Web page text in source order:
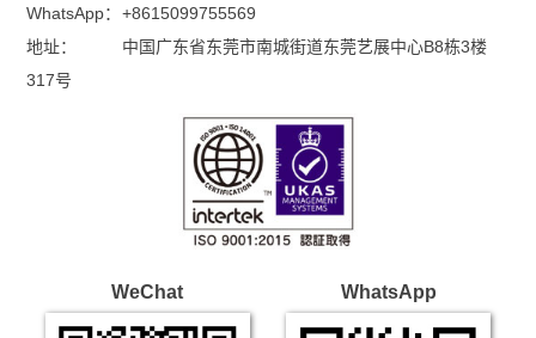
WhatsApp： +8615099755569
地址：
中国广东省东莞市南城街道东莞艺展中心B8栋3楼
317号
WeChat WhatsApp